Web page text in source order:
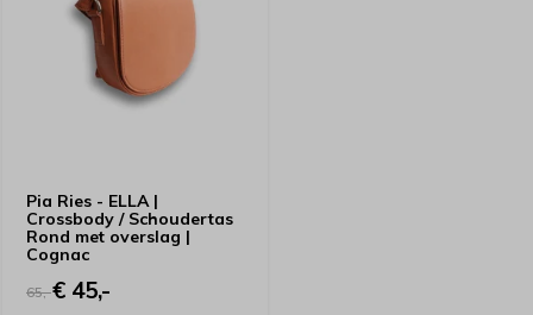
Pia Ries - ELLA |
Crossbody / Schoudertas
Rond met overslag |
Cognac
65,-€ 45,-